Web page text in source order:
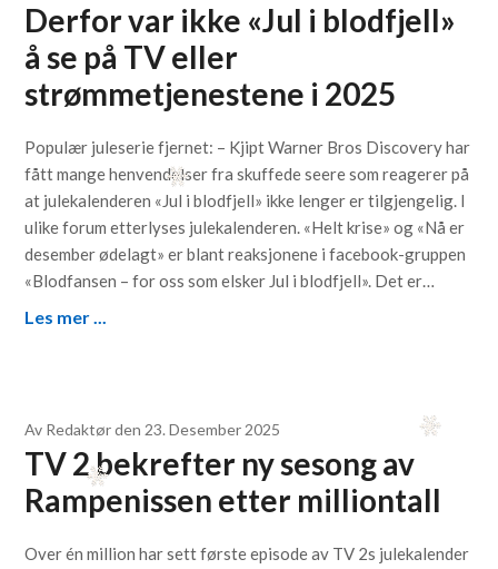
Derfor var ikke «Jul i blodfjell»
å se på TV eller
strømmetjenestene i 2025
Populær juleserie fjernet: – Kjipt Warner Bros Discovery har
fått mange henvendelser fra skuffede seere som reagerer på
at julekalenderen «Jul i blodfjell» ikke lenger er tilgjengelig. I
ulike forum etterlyses julekalenderen. «Helt krise» og «Nå er
desember ødelagt» er blant reaksjonene i facebook-gruppen
«Blodfansen – for oss som elsker Jul i blodfjell». Det er…
Les mer ...
Av Redaktørden 23. Desember 2025
TV 2 bekrefter ny sesong av
Rampenissen etter milliontall
Over én million har sett første episode av TV 2s julekalender